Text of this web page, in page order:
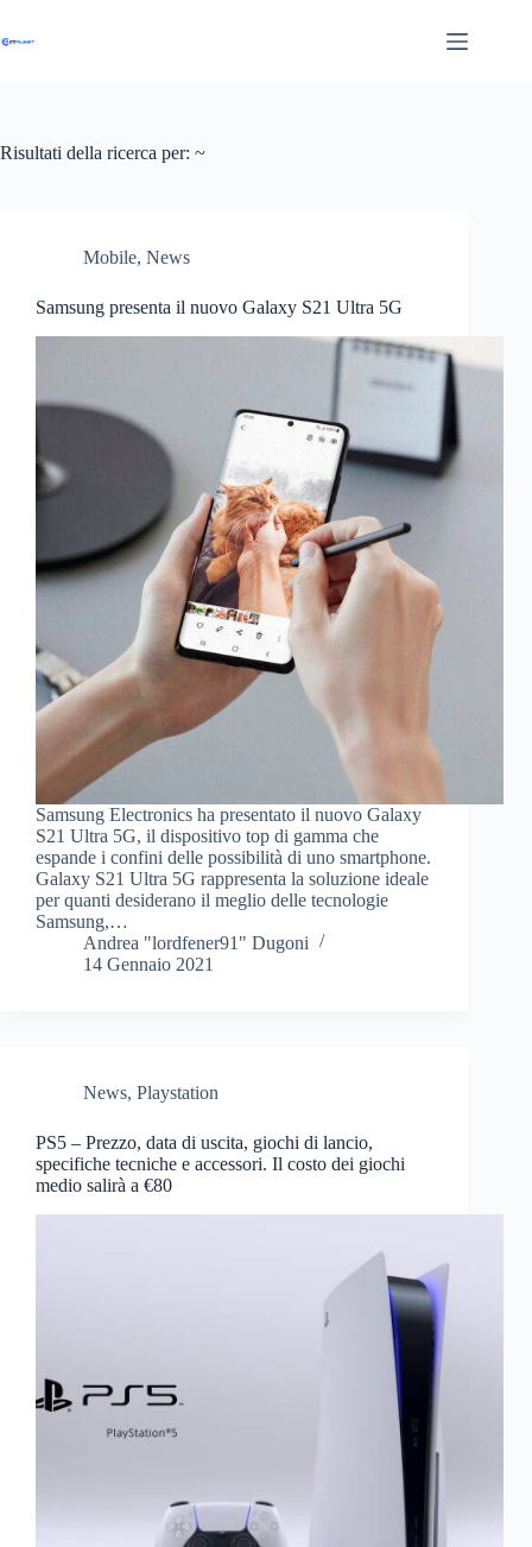
contenuto
Risultati della ricerca per: ~
Mobile, News
Samsung presenta il nuovo Galaxy S21 Ultra 5G
Samsung Electronics ha presentato il nuovo Galaxy
S21 Ultra 5G, il dispositivo top di gamma che
espande i confini delle possibilità di uno smartphone.
Galaxy S21 Ultra 5G rappresenta la soluzione ideale
per quanti desiderano il meglio delle tecnologie
Samsung,…
Andrea "lordfener91" Dugoni
14 Gennaio 2021
News, Playstation
PS5 – Prezzo, data di uscita, giochi di lancio,
specifiche tecniche e accessori. Il costo dei giochi
medio salirà a €80